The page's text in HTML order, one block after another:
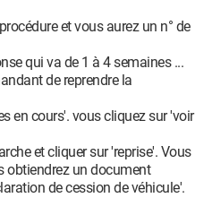
et vous aurez un n° de
qui va de 1 à 4 semaines ...
de reprendre la
en cours'. vous cliquez sur 'voir
et cliquer sur 'reprise'. Vous
obtiendrez un document
de cession de véhicule'.